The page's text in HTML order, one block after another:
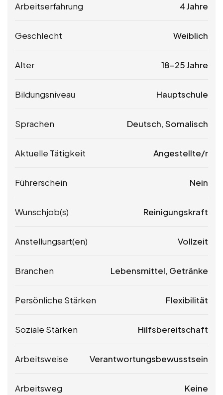
Arbeitserfahrung 4 Jahre
Geschlecht Weiblich
Alter 18-25 Jahre
Bildungsniveau Hauptschule
Sprachen Deutsch, Somalisch
Aktuelle Tätigkeit Angestellte/r
Führerschein Nein
Wunschjob(s) Reinigungskraft
Anstellungsart(en) Vollzeit
Branchen Lebensmittel, Getränke
Persönliche Stärken Flexibilität
Soziale Stärken Hilfsbereitschaft
Arbeitsweise Verantwortungsbewusstsein
Arbeitsweg Keine